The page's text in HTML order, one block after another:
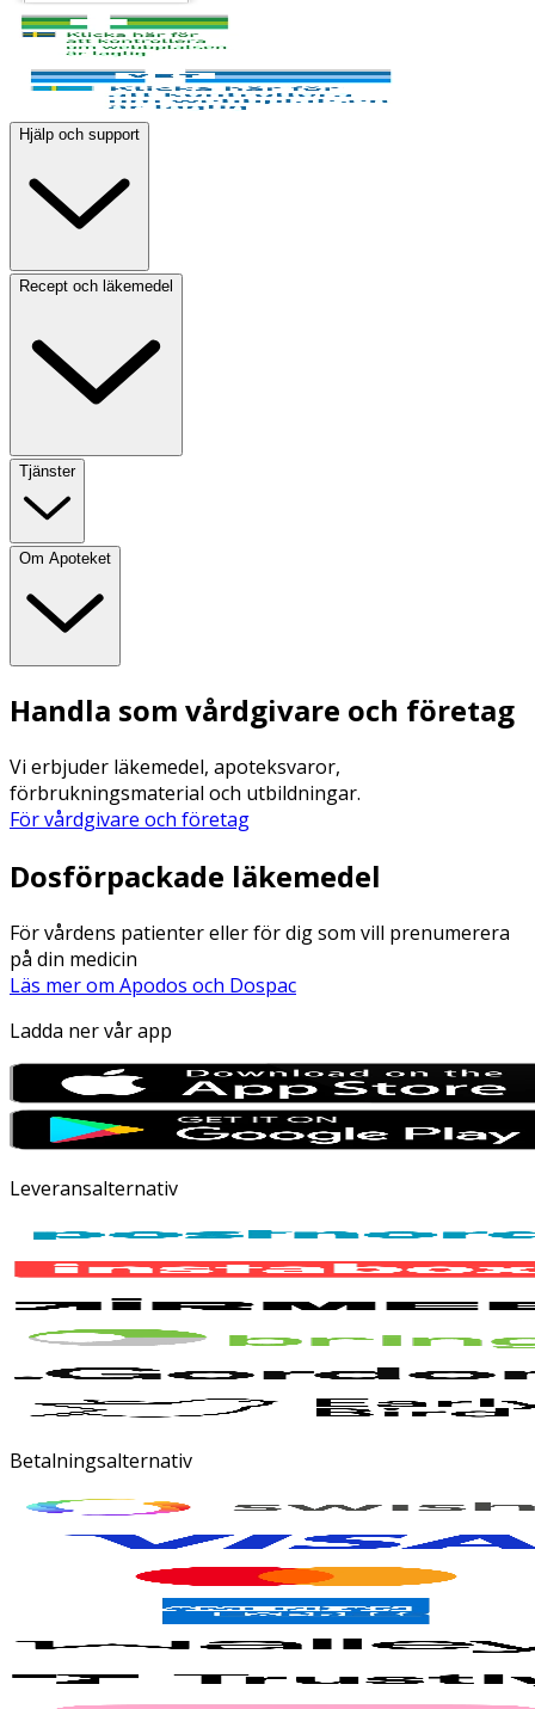
Hjälp och support
Recept och läkemedel
Tjänster
Om Apoteket
Handla som vårdgivare och företag
Vi erbjuder läkemedel, apoteksvaror,
förbrukningsmaterial och utbildningar.
För vårdgivare och företag
Dosförpackade läkemedel
För vårdens patienter eller för dig som vill prenumerera
på din medicin
Läs mer om Apodos och Dospac
Ladda ner vår app
Leveransalternativ
Betalningsalternativ